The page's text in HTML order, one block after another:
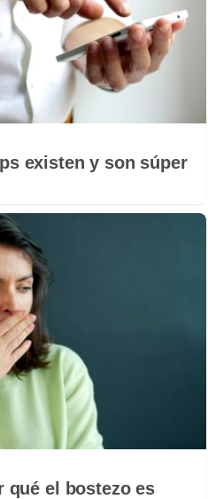
existen y son súper
qué el bostezo es